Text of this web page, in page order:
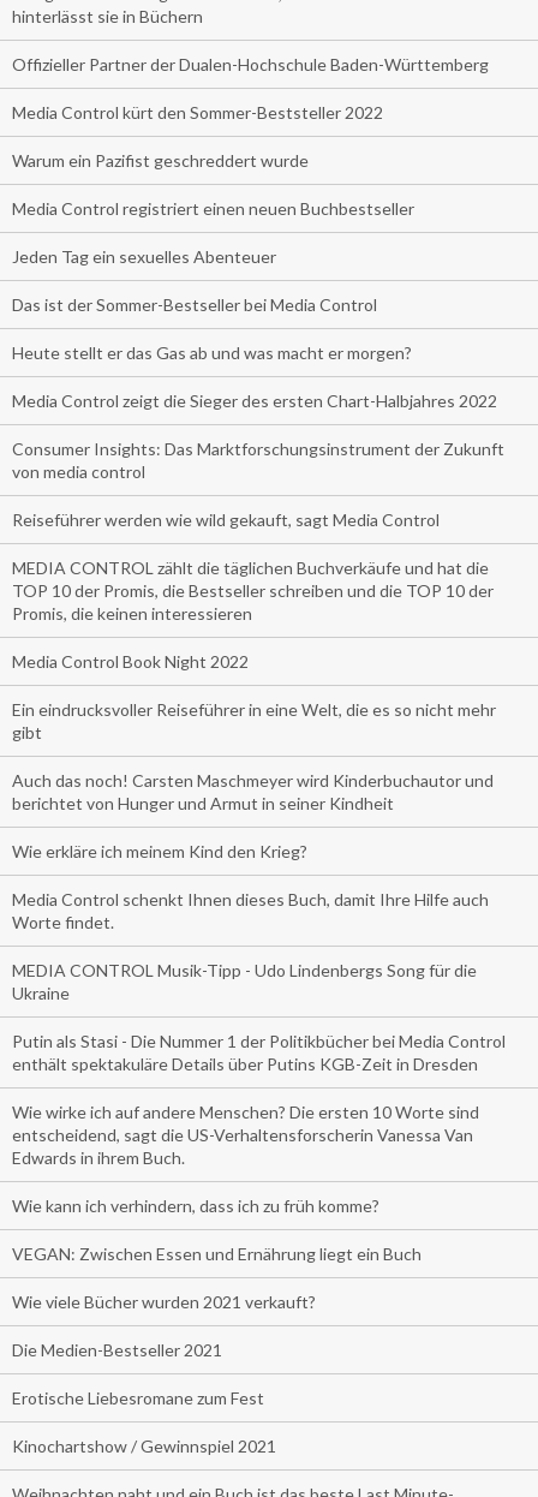
hinterlässt sie in Büchern
Offizieller Partner der Dualen-Hochschule Baden-Württemberg
Media Control kürt den Sommer-Beststeller 2022
Warum ein Pazifist geschreddert wurde
Media Control registriert einen neuen Buchbestseller
Jeden Tag ein sexuelles Abenteuer
Das ist der Sommer-Bestseller bei Media Control
Heute stellt er das Gas ab und was macht er morgen?
Media Control zeigt die Sieger des ersten Chart-Halbjahres 2022
Consumer Insights: Das Marktforschungsinstrument der Zukunft
von media control
Reiseführer werden wie wild gekauft, sagt Media Control
MEDIA CONTROL zählt die täglichen Buchverkäufe und hat die
TOP 10 der Promis, die Bestseller schreiben und die TOP 10 der
Promis, die keinen interessieren
Media Control Book Night 2022
Ein eindrucksvoller Reiseführer in eine Welt, die es so nicht mehr
gibt
Auch das noch! Carsten Maschmeyer wird Kinderbuchautor und
berichtet von Hunger und Armut in seiner Kindheit
Wie erkläre ich meinem Kind den Krieg?
Media Control schenkt Ihnen dieses Buch, damit Ihre Hilfe auch
Worte findet.
MEDIA CONTROL Musik-Tipp - Udo Lindenbergs Song für die
Ukraine
Putin als Stasi - Die Nummer 1 der Politikbücher bei Media Control
enthält spektakuläre Details über Putins KGB-Zeit in Dresden
Wie wirke ich auf andere Menschen? Die ersten 10 Worte sind
entscheidend, sagt die US-Verhaltensforscherin Vanessa Van
Edwards in ihrem Buch.
Wie kann ich verhindern, dass ich zu früh komme?
VEGAN: Zwischen Essen und Ernährung liegt ein Buch
Wie viele Bücher wurden 2021 verkauft?
Die Medien-Bestseller 2021
Erotische Liebesromane zum Fest
Kinochartshow / Gewinnspiel 2021